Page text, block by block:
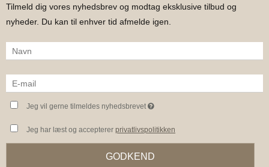
Tilmeld dig vores nyhedsbrev og modtag eksklusive tilbud og
nyheder. Du kan til enhver tid afmelde igen.
Jeg vil gerne tilmeldes nyhedsbrevet
Jeg har læst og acceptererprivatlivspolitikken
GODKEND